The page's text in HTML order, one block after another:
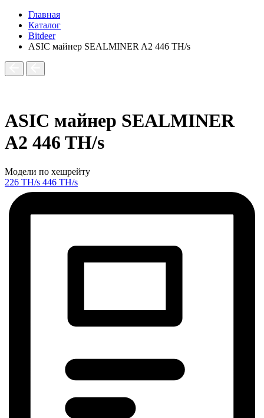
Главная
Каталог
Bitdeer
ASIC майнер SEALMINER A2 446 TH/s
ASIC майнер SEALMINER
A2 446 TH/s
Модели по хешрейту
226 TH/s 446 TH/s